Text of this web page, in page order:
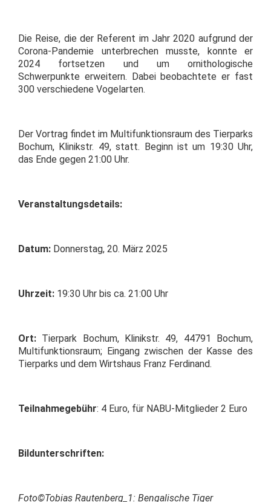
Die Reise, die der Referent im Jahr 2020 aufgrund der
Corona-Pandemie unterbrechen musste, konnte er
2024 fortsetzen und um ornithologische
Schwerpunkte erweitern. Dabei beobachtete er fast
300 verschiedene Vogelarten.
Der Vortrag findet im Multifunktionsraum des Tierparks
Bochum, Klinikstr. 49, statt. Beginn ist um 19:30 Uhr,
das Ende gegen 21:00 Uhr.
Veranstaltungsdetails:
Datum: Donnerstag, 20. März 2025
Uhrzeit: 19:30 Uhr bis ca. 21:00 Uhr
Ort: Tierpark Bochum, Klinikstr. 49, 44791 Bochum,
Multifunktionsraum; Eingang zwischen der Kasse des
Tierparks und dem Wirtshaus Franz Ferdinand.
Teilnahmegebühr: 4 Euro, für NABU-Mitglieder 2 Euro
Bildunterschriften:
Foto©Tobias Rautenberg_1: Bengalische Tiger